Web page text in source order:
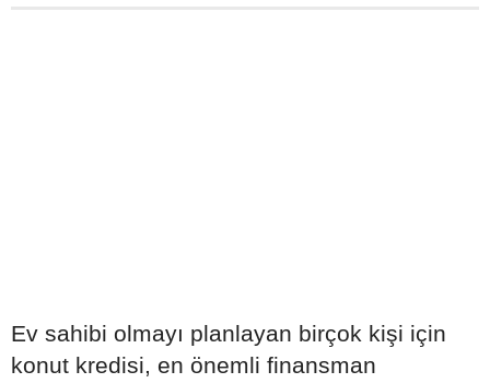
Ev sahibi olmayı planlayan birçok kişi için
konut kredisi, en önemli finansman